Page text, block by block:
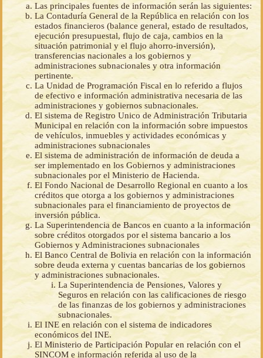
Las principales fuentes de información serán las siguientes:
La Contaduría General de la República en relación con los
estados financieros (balance general, estado de resultados,
ejecución presupuestal, flujo de caja, cambios en la
situación patrimonial y el flujo ahorro-inversión),
transferencias nacionales a los gobiernos y
administraciones subnacionales y otra información
pertinente.
La Unidad de Programación Fiscal en lo referido a flujos
de efectivo e información administrativa necesaria de las
administraciones y gobiernos subnacionales.
El sistema de Registro Unico de Administración Tributaria
Municipal en relación con la información sobre impuestos
de vehículos, inmuebles y actividades económicas y
administraciones subnacionales
El sistema de administración de información de deuda a
ser implementado en los Gobiernos y administraciones
subnacionales por el Ministerio de Hacienda.
El Fondo Nacional de Desarrollo Regional en cuanto a los
créditos que otorga a los gobiernos y administraciones
subnacionales para el financiamiento de proyectos de
inversión pública.
La Superintendencia de Bancos en cuanto a la información
sobre créditos otorgados por el sistema bancario a los
Gobiernos y Administraciones subnacionales
El Banco Central de Bolivia en relación con la información
sobre deuda externa y cuentas bancarias de los gobiernos
y administraciones subnacionales.
La Superintendencia de Pensiones, Valores y
Seguros en relación con las calificaciones de riesgo
de las finanzas de los gobiernos y administraciones
subnacionales.
El INE en relación con el sistema de indicadores
económicos del INE.
El Ministerio de Participación Popular en relación con el
SINCOM e información referida al uso de la